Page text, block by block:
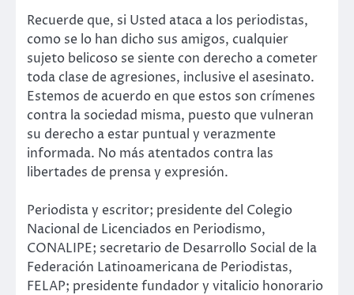
Recuerde que, si Usted ataca a los periodistas,
como se lo han dicho sus amigos, cualquier
sujeto belicoso se siente con derecho a cometer
toda clase de agresiones, inclusive el asesinato.
Estemos de acuerdo en que estos son crímenes
contra la sociedad misma, puesto que vulneran
su derecho a estar puntual y verazmente
informada. No más atentados contra las
libertades de prensa y expresión.
Periodista y escritor; presidente del Colegio
Nacional de Licenciados en Periodismo,
CONALIPE; secretario de Desarrollo Social de la
Federación Latinoamericana de Periodistas,
FELAP; presidente fundador y vitalicio honorario